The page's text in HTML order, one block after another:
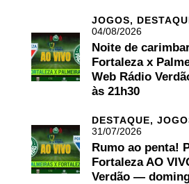
JOGOS,
04/08/2026
Noite de
Fortaleza x
Web Rádio
às 21h30
DESTAQUE,
31/07/2026
Rumo ao penta!
Fortaleza AO
Verdão —